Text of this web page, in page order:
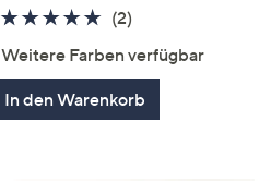
5.0
5
(2)2
Weitere Farben verfügbar
In den Warenkorb